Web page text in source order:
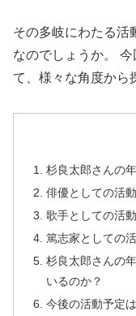
その多岐にわたる活
なのでしょうか。
て、様々な角度から
杉良太郎さんの
俳優としての活
歌手としての活
篤志家としての
杉良太郎さんの
いるのか？
今後の活動予定